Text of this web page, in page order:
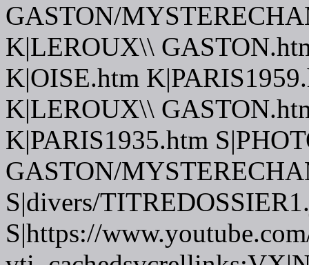
GASTON/
K|LEROUX\\
K|OISE.htm
K|LEROUX\\
K|PARIS1935.htm
GASTON/
S|divers/
S|https://